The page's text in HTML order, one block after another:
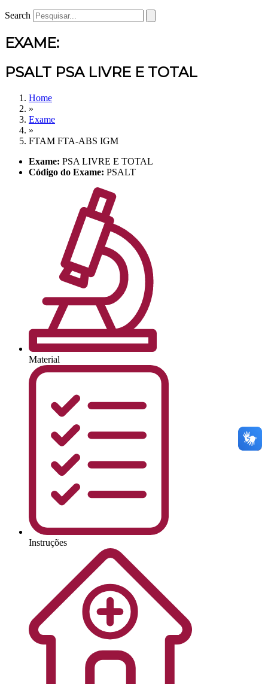
Search
EXAME:
PSALT PSA LIVRE E TOTAL
Home
»
Exame
»
FTAM FTA-ABS IGM
Exame: PSA LIVRE E TOTAL
Código do Exame: PSALT
Material
Instruções